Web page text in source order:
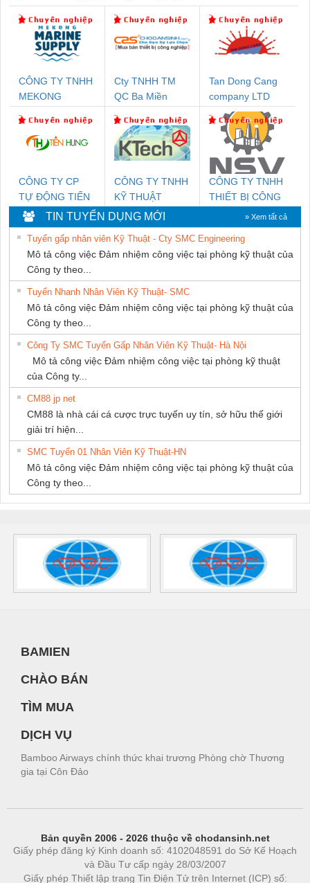
CÔNG TY TNHH
MEKONG
Cty TNHH TM
QC Ba Miền
Tan Dong Cang
company LTD
CÔNG TY CP
TỰ ĐỘNG TIẾN
HƯNG
CÔNG TY TNHH
KỸ THUẬT
KTECH VIỆT
NAM
CÔNG TY TNHH
THIẾT BỊ CÔNG
NGHIỆP NIHON
SETSUBI VIỆT
NAM
TIN TUYỂN DỤNG MỚI » Xem tất cả
Tuyển gấp nhân viên Kỹ Thuật - Cty SMC Engineering
Mô tả công việc Đảm nhiệm công việc tại phòng kỹ thuật của
Công ty theo...
Tuyển Nhanh Nhân Viên Kỹ Thuật- SMC
Mô tả công việc Đảm nhiệm công việc tại phòng kỹ thuật của
Công ty theo...
Công Ty SMC Tuyển Gấp Nhân Viên Kỹ Thuật- Hà Nội
Mô tả công việc Đảm nhiệm công việc tại phòng kỹ thuật
của Công ty...
CM88 jp net
CM88 là nhà cái cá cược trực tuyến uy tín, sở hữu thế giới
giải trí hiện...
SMC Tuyển 01 Nhân Viên Kỹ Thuật-HN
Mô tả công việc Đảm nhiệm công việc tại phòng kỹ thuật của
Công ty theo...
BAMIEN
CHÀO BÁN
TÌM MUA
DỊCH VỤ
Bamboo Airways chính thức khai trương Phòng chờ Thương
gia tại Côn Đảo
Bản quyền 2006 - 2026 thuộc về chodansinh.net
Giấy phép đăng ký Kinh doanh số: 4102048591 do Sở Kế Hoạch
và Đầu Tư cấp ngày 28/03/2007
Giấy phép Thiết lập trang Tin Điện Tử trên Internet (ICP) số: